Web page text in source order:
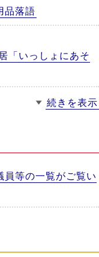
品落語
「いっしょにあそ
続きを表示
員等の一覧がご覧い